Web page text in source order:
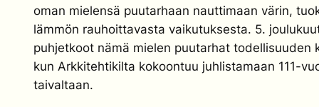
oman mielensä puutarhaan nauttimaan värin,
lämmön rauhoittavasta vaikutuksesta. 5.
puhjetkoot nämä mielen puutarhat todellisuuden
kun Arkkitehtikilta kokoontuu juhlistamaan 111-
taivaltaan.